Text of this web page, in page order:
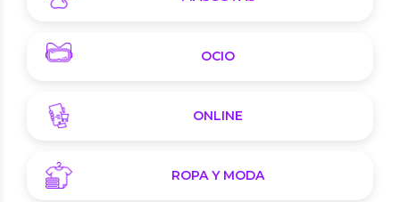
OCIO
ONLINE
ROPA Y MODA